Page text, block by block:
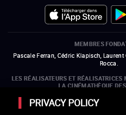
MEMBRES
Pascale Ferran, Cédric Klapisch, Laurent
Rocca.
LES RÉALISATEURS ET RÉALISATRICES
LA CINÉMATHÈQUE
Olivier Assayas, Bertrand Bonello, Michel
l'ARP), Rebecca Zlotowski et Mikael
PRIVACY POLICY